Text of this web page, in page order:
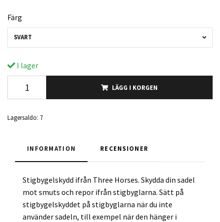
Färg
SVART
I lager
LÄGG I KORGEN
Lagersaldo: 7
INFORMATION RECENSIONER
Stigbygelskydd ifrån Three Horses. Skydda din sadel
mot smuts och repor ifrån stigbyglarna. Sätt på
stigbygelskyddet på stigbyglarna när du inte
använder sadeln, till exempel när den hänger i